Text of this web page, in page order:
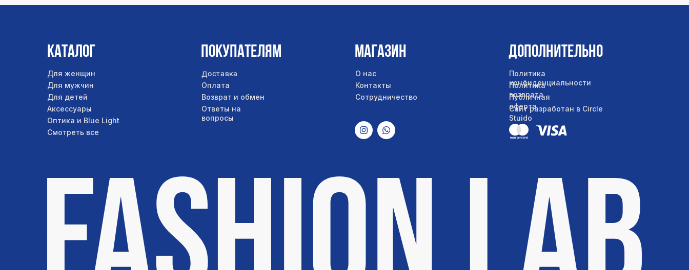
Каталог Покупателям Магазин Дополнительно
Для женщин Доставка О нас
Политика
конфиденциальности
Для мужчин Оплата Контакты
Политика
возврата
Для детей Возврат и обмен Сотрудничество
Публичная
оферта
Сайт разработан в Circle
Stuido
Аксессуары
Ответы на
вопросы
Оптика и Blue Light
Смотреть все